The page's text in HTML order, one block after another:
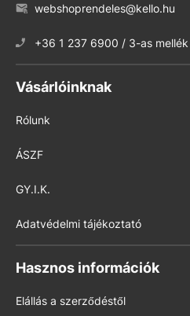
webshoprendeles@kello.hu
+36 1 237 6900 / 3-as mellék
Vásárlóinknak
Rólunk
ÁSZF
GY.I.K.
Adatvédelmi tájékoztató
Hasznos információk
Elállás a szerződéstől